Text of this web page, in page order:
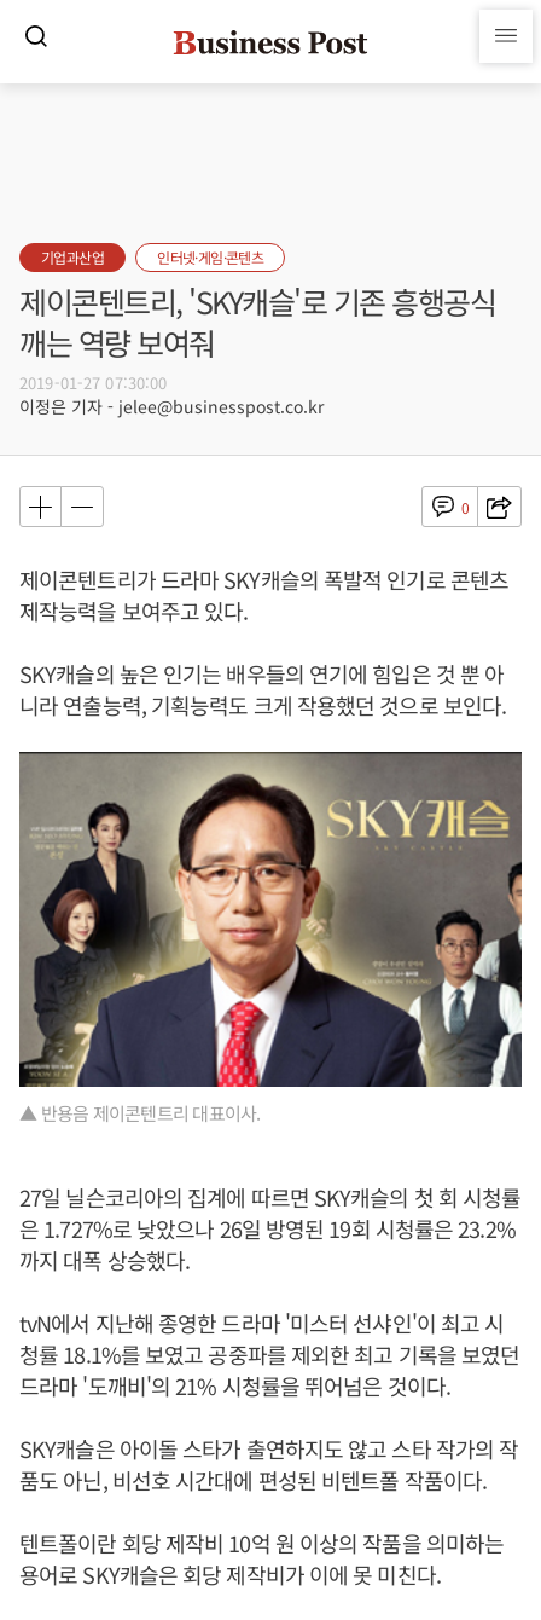
기업과산업 인터넷·게임·콘텐츠
제이콘텐트리, 'SKY캐슬'로 기존 흥행공식
깨는 역량 보여줘
2019-01-27 07:30:00
이정은 기자 - jelee@businesspost.co.kr
0
제이콘텐트리가 드라마 SKY캐슬의 폭발적 인기로 콘텐츠
제작능력을 보여주고 있다.
SKY캐슬의 높은 인기는 배우들의 연기에 힘입은 것 뿐 아
니라 연출능력, 기획능력도 크게 작용했던 것으로 보인다.
▲ 반용음 제이콘텐트리 대표이사.
27일 닐슨코리아의 집계에 따르면 SKY캐슬의 첫 회 시청률
은 1.727%로 낮았으나 26일 방영된 19회 시청률은 23.2%
까지 대폭 상승했다.
tvN에서 지난해 종영한 드라마 '미스터 선샤인'이 최고 시
청률 18.1%를 보였고 공중파를 제외한 최고 기록을 보였던
드라마 '도깨비'의 21% 시청률을 뛰어넘은 것이다.
SKY캐슬은 아이돌 스타가 출연하지도 않고 스타 작가의 작
품도 아닌, 비선호 시간대에 편성된 비텐트폴 작품이다.
텐트폴이란 회당 제작비 10억 원 이상의 작품을 의미하는
용어로 SKY캐슬은 회당 제작비가 이에 못 미친다.